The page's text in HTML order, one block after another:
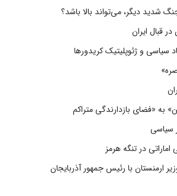
شدید دیگر، می‌تواند بالا باشد؟
در قبال ایران
سیاسی و ژئوپلیتیک کریدورها
به «فضای بازدارندگی متراکم
سیاسی
در تنگه هرمز
ارمنستان با رئیس جمهور آذربایجان